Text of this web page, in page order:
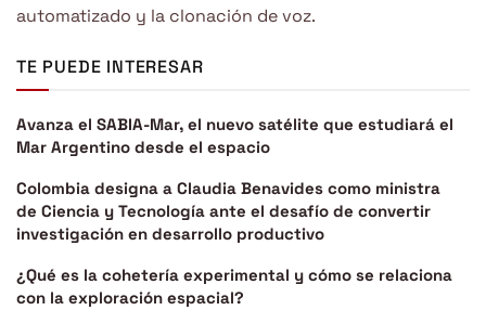
automatizado y la clonación de voz.
TE PUEDE INTERESAR
Avanza el SABIA-Mar, el nuevo satélite que estudiará el
Mar Argentino desde el espacio
Colombia designa a Claudia Benavides como ministra
de Ciencia y Tecnología ante el desafío de convertir
investigación en desarrollo productivo
¿Qué es la cohetería experimental y cómo se relaciona
con la exploración espacial?